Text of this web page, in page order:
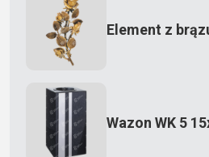
Element z
Wazon WK 5